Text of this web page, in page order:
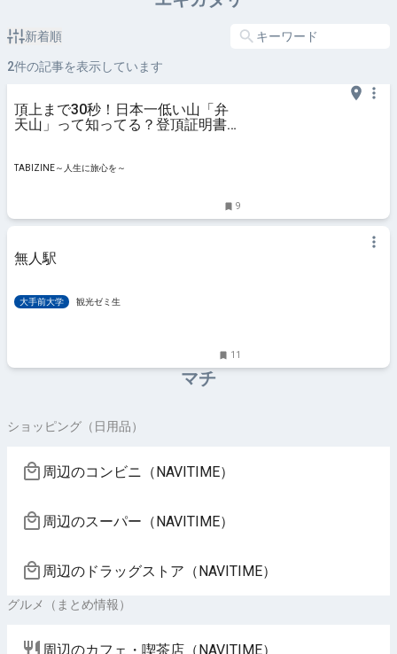
新着順
2件の記事を表示しています
頂上まで30秒！日本一低い山「弁
天山」って知ってる？登頂証明書な
TABIZINE～人生に旅心を～
9
無人駅
大手前大学 観光ゼミ生
11
マチ
ショッピング（日用品）
周辺のコンビニ（NAVITIME）
周辺のスーパー（NAVITIME）
周辺のドラッグストア（NAVITIME）
グルメ（まとめ情報）
周辺のカフェ・喫茶店（NAVITIME）